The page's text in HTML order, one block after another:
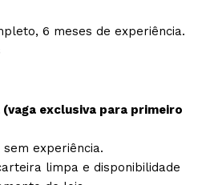
6 meses de experiência.
exclusiva para primeiro
experiência.
limpa e disponibilidade